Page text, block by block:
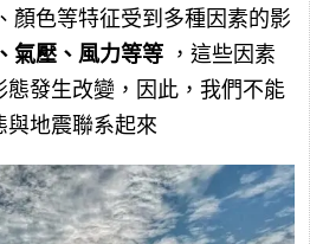
顏色等特征受到多種因素的影
氣壓、風力等等 ，這些因素
態發生改變，因此，我們不能
與地震聯系起來